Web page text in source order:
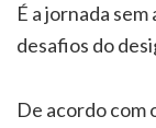
É a jornada
desafios do
De acordo com